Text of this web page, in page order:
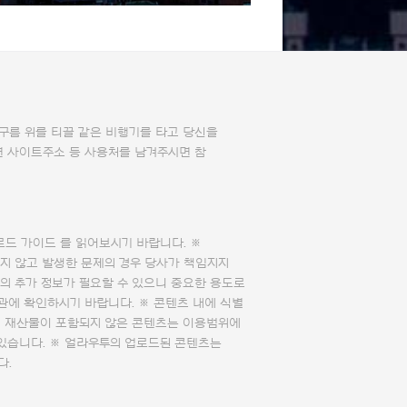
름 위를 티끌 같은 비행기를 타고 당신을
이트주소 등 사용처를 남겨주시면 참
드 가이드 를 읽어보시기 바랍니다. ※
않고 발생한 문제의 경우 당사가 책임지지
추가 정보가 필요할 수 있으니 중요한 용도로
에 확인하시기 바랍니다. ※ 콘텐츠 내에 식별
산물이 포함되지 않은 콘텐츠는 이용범위에
습니다. ※ 얼라우투의 업로드된 콘텐츠는
.